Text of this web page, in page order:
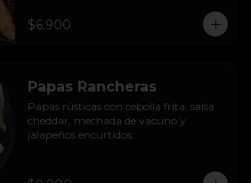
$6.900
Papas Rancheras
Papas rústicas con cebolla frita, salsa
cheddar, mechada de vacuno y
jalapeños encurtidos.